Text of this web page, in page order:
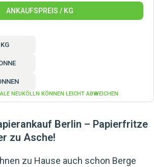
ANKAUFSPREIS / KG
NEUKÖLLN KÖNNEN LEICHT ABWEICHEN
Berlin – Papierfritze
zu Asche!
zu Hause auch schon Berge